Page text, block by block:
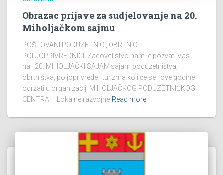
Obrazac prijave za sudjelovanje na 20.
Miholjačkom sajmu
POŠTOVANI PODUZETNICI, OBRTNICI I
POLJOPRIVREDNICI! Zadovoljstvo nam je pozvati Vas
na 20. MIHOLJAČKI SAJAM sajam poduzetništva,
obrtništva, poljoprivrede i turizma koji će se i ove godine
održati u organizaciji MIHOLJAČKOG PODUZETNIČKOG
CENTRA – Lokalne razvojne Read more